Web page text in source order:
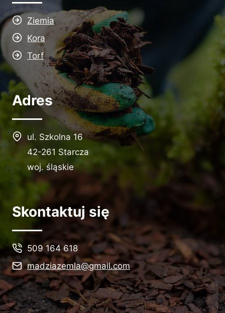
Ziemia
Kora
Torf
Adres
ul. Szkolna 16
42-261 Starcza
woj. śląskie
Skontaktuj się
509 164 618
madziazemla@gmail.com